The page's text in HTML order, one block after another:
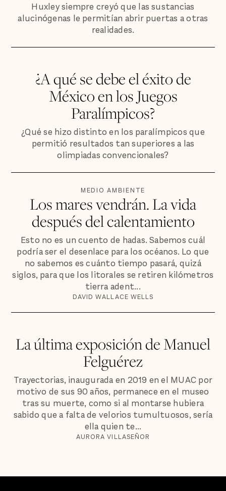
Huxley siempre creyó que las sustancias
alucinógenas le permitían abrir puertas a otras
realidades.
¿A qué se debe el éxito de
México en los Juegos
Paralímpicos?
¿Qué se hizo distinto en los paralímpicos que
permitió resultados tan superiores a las
olimpiadas convencionales?
MEDIO AMBIENTE
Los mares vendrán. La vida
después del calentamiento
Esto no es un cuento de hadas. Sabemos cuál
podría ser el desenlace para los océanos. Lo que
no sabemos es cuánto tiempo pasará, quizá
siglos, para que los litorales se retiren kilómetros
tierra adent...
DAVID WALLACE WELLS
La última exposición de Manuel
Felguérez
Trayectorias, inaugurada en 2019 en el MUAC por
motivo de sus 90 años, permanece en el museo
tras su muerte, como si al montarse hubiera
sabido que a falta de velorios tumultuosos, sería
ella quien te...
AURORA VILLASEÑOR